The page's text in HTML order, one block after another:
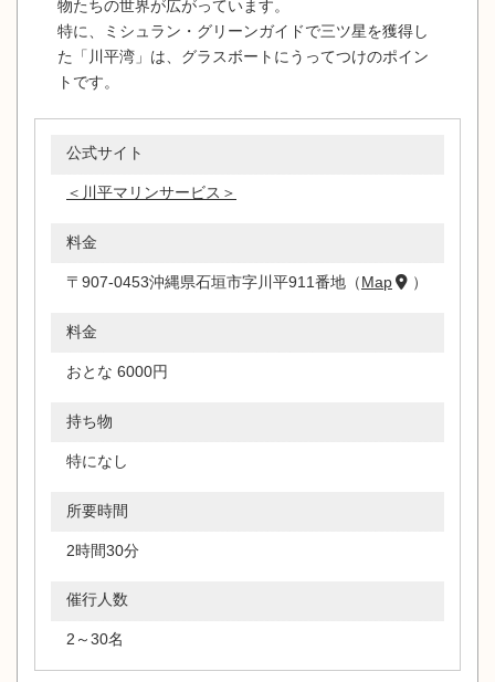
物たちの世界が広がっています。
特に、ミシュラン・グリーンガイドで三ツ星を獲得し
た「川平湾」は、グラスボートにうってつけのポイン
トです。
公式サイト
＜川平マリンサービス＞
料金
〒907-0453沖縄県石垣市字川平911番地（Map ）
料金
おとな 6000円
持ち物
特になし
所要時間
2時間30分
催行人数
2～30名